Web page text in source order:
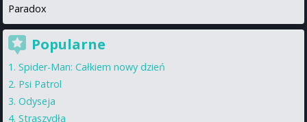
Paradox
Popularne
Spider-Man: Całkiem nowy dzień
Psi Patrol
Odyseja
Straszydła